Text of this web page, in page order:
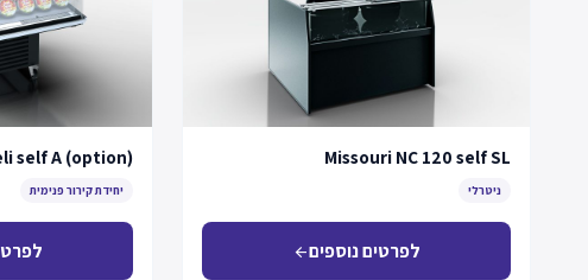
Missouri NC 120 self SL
ניטרלי
לפרטים נוספיםarrow_back
self A (option)
יחידת קירור פנימית